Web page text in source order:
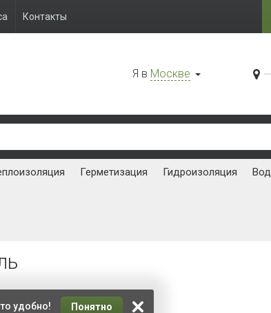
Контакты
Я в Москве
Герметизация Гидроизоляция
удобно! Понятно